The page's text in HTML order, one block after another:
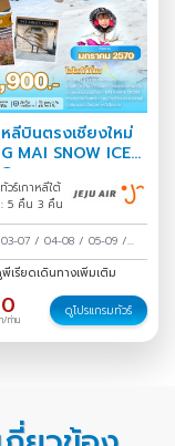
จองทัวร์
จองทัวร์
จองทัวร์
หลีบินตรงเชียงใหม่
MAI SNOW ICE
วร์เกาหลีใต้
5 คืน 3 คืน
03-07 / 04-08 / 05-09 /
06-10/07-11/08-12/09-
13
13-17
14-18/ 15-19 /16-20
/17-21 18-22/19-23/
ก.พ.
ม.ค.-03 ก.พ./31 ม.ค.-04
เรียดเดินทางเพิ่มเติม
/ท่าน
ดูโปรแกรมทัวร์